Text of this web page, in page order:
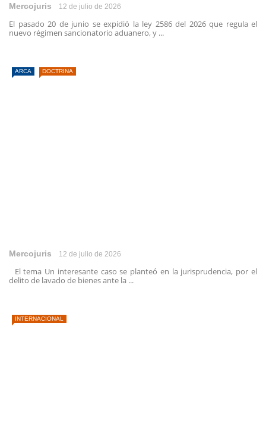
Mercojuris 12 de julio de 2026
El pasado 20 de junio se expidió la ley 2586 del 2026 que regula el
nuevo régimen sancionatorio aduanero, y ...
ARCA DOCTRINA
Mercojuris 12 de julio de 2026
El tema Un interesante caso se planteó en la jurisprudencia, por el
delito de lavado de bienes ante la ...
INTERNACIONAL